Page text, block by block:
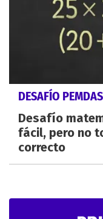
DESAFÍO PEMDAS
Desafío
fácil, pero no
correcto